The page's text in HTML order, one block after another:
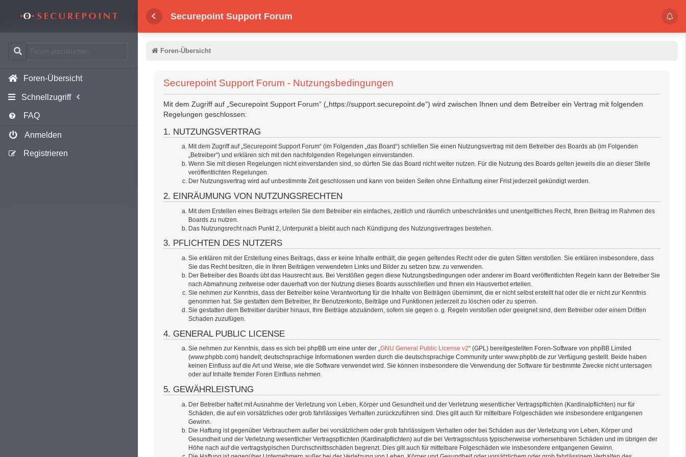
Securepoint Support Forum
Foren-Übersicht
Schnellzugriff
FAQ
Anmelden
Registrieren
Foren-Übersicht
Securepoint Support Forum - Nutzungsbedingungen
Mit dem Zugriff auf „Securepoint Support Forum“ („https://support.securepoint.de“) wird zwischen Ihnen und dem Betreiber ein Vertrag mit folgenden
Regelungen geschlossen:
1. NUTZUNGSVERTRAG
Mit dem Zugriff auf „Securepoint Support Forum“ (im Folgenden „das Board“) schließen Sie einen Nutzungsvertrag mit dem Betreiber des Boards ab (im Folgenden
„Betreiber“) und erklären sich mit den nachfolgenden Regelungen einverstanden.
Wenn Sie mit diesen Regelungen nicht einverstanden sind, so dürfen Sie das Board nicht weiter nutzen. Für die Nutzung des Boards gelten jeweils die an dieser Stelle
veröffentlichten Regelungen.
Der Nutzungsvertrag wird auf unbestimmte Zeit geschlossen und kann von beiden Seiten ohne Einhaltung einer Frist jederzeit gekündigt werden.
2. EINRÄUMUNG VON NUTZUNGSRECHTEN
Mit dem Erstellen eines Beitrags erteilen Sie dem Betreiber ein einfaches, zeitlich und räumlich unbeschränktes und unentgeltliches Recht, Ihren Beitrag im Rahmen des
Boards zu nutzen.
Das Nutzungsrecht nach Punkt 2, Unterpunkt a bleibt auch nach Kündigung des Nutzungsvertrages bestehen.
3. PFLICHTEN DES NUTZERS
Sie erklären mit der Erstellung eines Beitrags, dass er keine Inhalte enthält, die gegen geltendes Recht oder die guten Sitten verstoßen. Sie erklären insbesondere, dass
Sie das Recht besitzen, die in Ihren Beiträgen verwendeten Links und Bilder zu setzen bzw. zu verwenden.
Der Betreiber des Boards übt das Hausrecht aus. Bei Verstößen gegen diese Nutzungsbedingungen oder anderer im Board veröffentlichten Regeln kann der Betreiber Sie
nach Abmahnung zeitweise oder dauerhaft von der Nutzung dieses Boards ausschließen und Ihnen ein Hausverbot erteilen.
Sie nehmen zur Kenntnis, dass der Betreiber keine Verantwortung für die Inhalte von Beiträgen übernimmt, die er nicht selbst erstellt hat oder die er nicht zur Kenntnis
genommen hat. Sie gestatten dem Betreiber, Ihr Benutzerkonto, Beiträge und Funktionen jederzeit zu löschen oder zu sperren.
Sie gestatten dem Betreiber darüber hinaus, Ihre Beiträge abzuändern, sofern sie gegen o. g. Regeln verstoßen oder geeignet sind, dem Betreiber oder einem Dritten
Schaden zuzufügen.
4. GENERAL PUBLIC LICENSE
Sie nehmen zur Kenntnis, dass es sich bei phpBB um eine unter der „GNU General Public License v2“ (GPL) bereitgestellten Foren-Software von phpBB Limited
(www.phpbb.com) handelt; deutschsprachige Informationen werden durch die deutschsprachige Community unter www.phpbb.de zur Verfügung gestellt. Beide haben
keinen Einfluss auf die Art und Weise, wie die Software verwendet wird. Sie können insbesondere die Verwendung der Software für bestimmte Zwecke nicht untersagen
oder auf Inhalte fremder Foren Einfluss nehmen.
5. GEWÄHRLEISTUNG
Der Betreiber haftet mit Ausnahme der Verletzung von Leben, Körper und Gesundheit und der Verletzung wesentlicher Vertragspflichten (Kardinalpflichten) nur für
Schäden, die auf ein vorsätzliches oder grob fahrlässiges Verhalten zurückzuführen sind. Dies gilt auch für mittelbare Folgeschäden wie insbesondere entgangenen
Gewinn.
Die Haftung ist gegenüber Verbrauchern außer bei vorsätzlichem oder grob fahrlässigem Verhalten oder bei Schäden aus der Verletzung von Leben, Körper und
Gesundheit und der Verletzung wesentlicher Vertragspflichten (Kardinalpflichten) auf die bei Vertragsschluss typischerweise vorhersehbaren Schäden und im übrigen der
Höhe nach auf die vertragstypischen Durchschnittsschäden begrenzt. Dies gilt auch für mittelbare Folgeschäden wie insbesondere entgangenen Gewinn.